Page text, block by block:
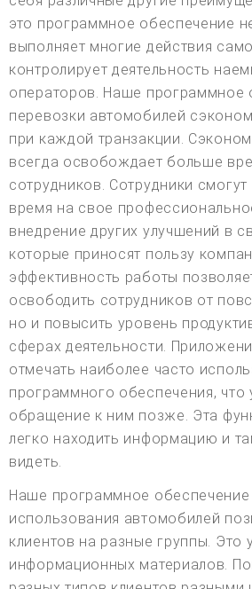
это программное обеспечение
выполняет многие действия
контролирует деятельность
операторов. Наше программное
перевозки автомобилей
при каждой транзакции.
всегда освобождает больше
сотрудников. Сотрудники смогут
время на свое
внедрение других улучшений в
которые приносят пользу
эффективность работы
освободить сотрудников от
но и повысить уровень
сферах деятельности.
отмечать наиболее часто
программного обеспечения, что
обращение к ним позже. Эта
легко находить информацию и
видеть.
Наше программное обеспечение
использования автомобилей
клиентов на разные группы. Это
информационных материалов.